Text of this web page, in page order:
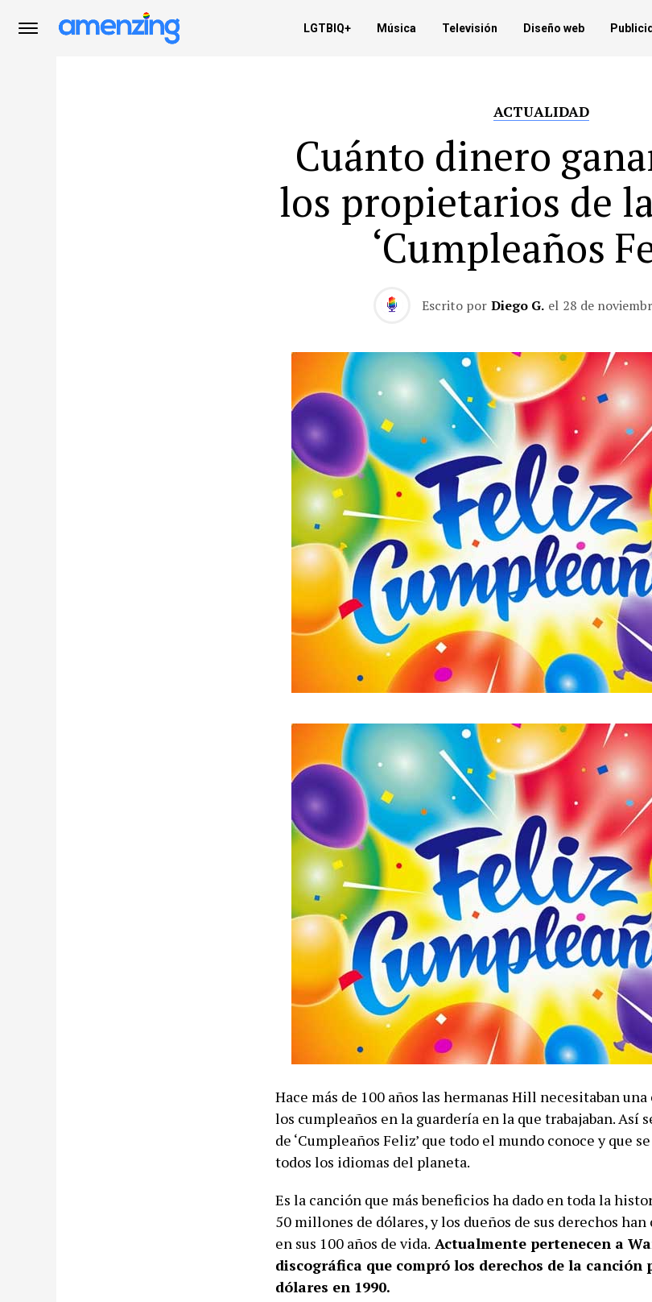
LGTBIQ+ Música Televisión Diseño web
ACTUALIDAD
Cuánto dinero
los propietarios de
‘Cumpleaños
Escrito por Diego G. el 28 de
Hace más de 100 años las hermanas Hill necesitaban
los cumpleaños en la guardería en la que trabajaban. Así
de ‘Cumpleaños Feliz’ que todo el mundo conoce y que
todos los idiomas del planeta.
Es la canción que más beneficios ha dado en toda la
50 millones de dólares, y los dueños de sus derechos han
en sus 100 años de vida. Actualmente pertenecen a
discográfica que compró los derechos de la canción
dólares en 1990.